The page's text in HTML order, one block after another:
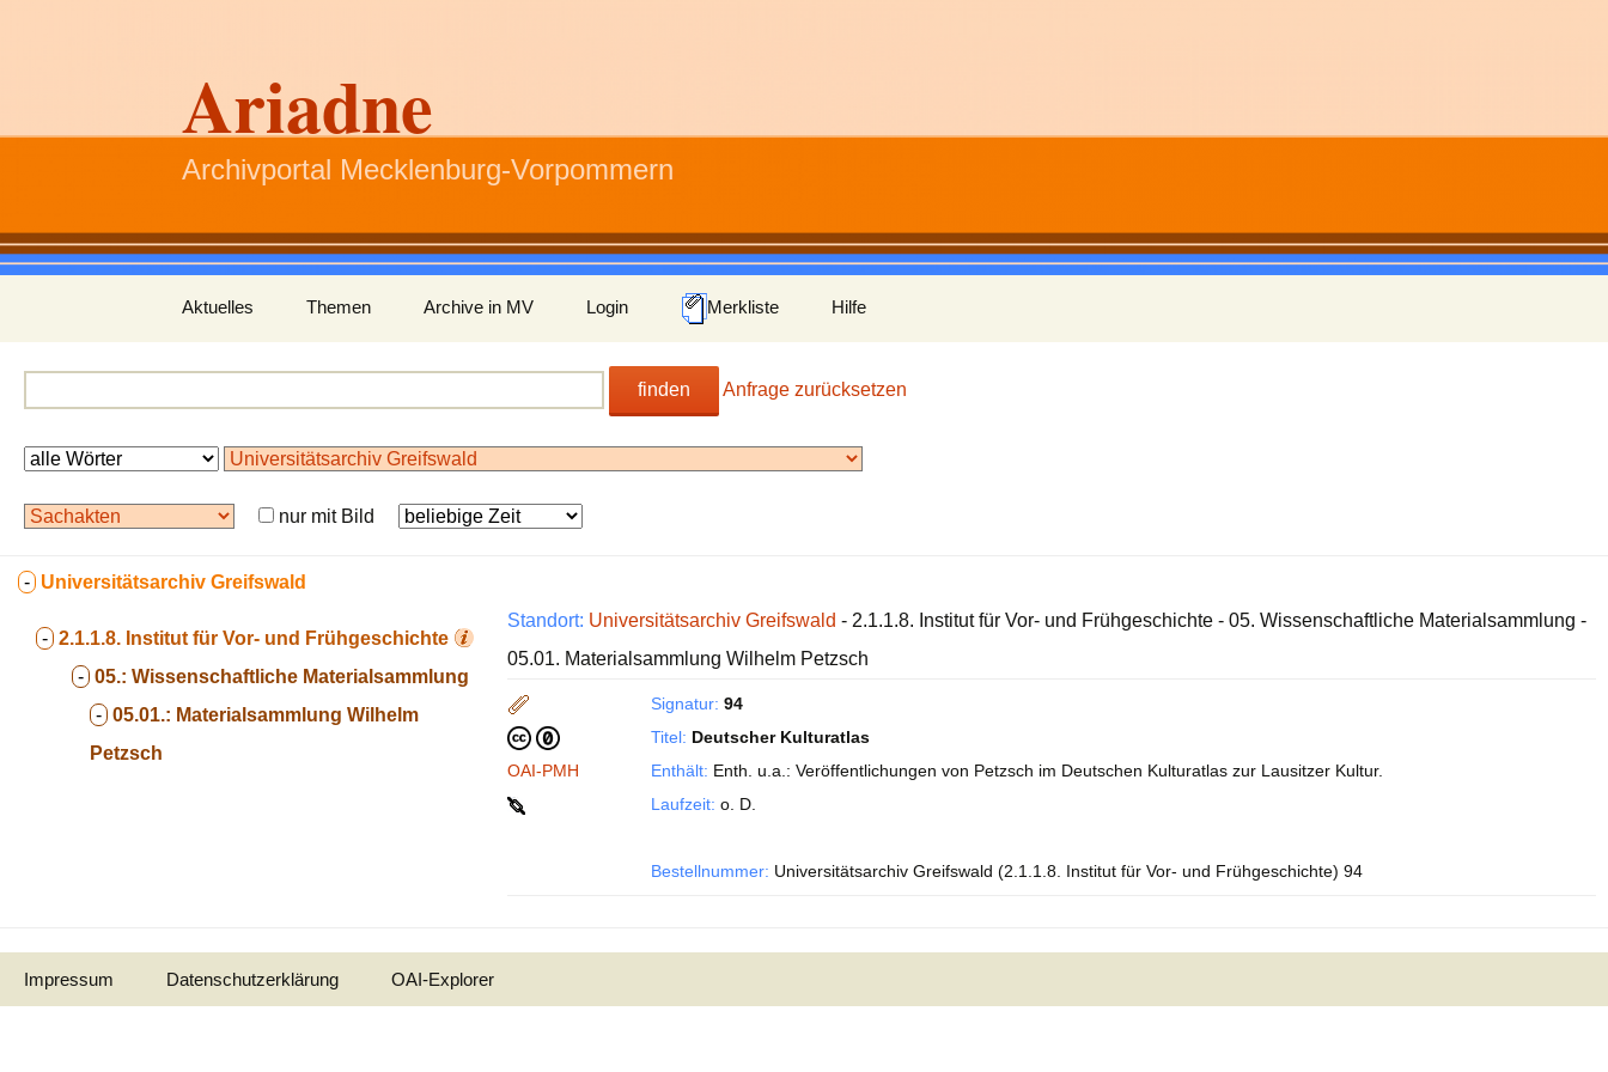
Ariadne
Archivportal Mecklenburg-Vorpommern
Inhalt
springen
Aktuelles Themen Archive in MV Login Merkliste Hilfe
finden Anfrage zurücksetzen
nur mit Bild
- Universitätsarchiv Greifswald
- 2.1.1.8. Institut für Vor- und Frühgeschichte
- 05.: Wissenschaftliche Materialsammlung
- 05.01.: Materialsammlung Wilhelm
Petzsch
Standort: Universitätsarchiv Greifswald - 2.1.1.8. Institut für Vor- und Frühgeschichte - 05. Wissenschaftliche Materialsammlung -
05.01. Materialsammlung Wilhelm Petzsch
OAI-PMH
Signatur: 94
Titel: Deutscher Kulturatlas
Enthält: Enth. u.a.: Veröffentlichungen von Petzsch im Deutschen Kulturatlas zur Lausitzer Kultur.
Laufzeit: o. D.
Bestellnummer: Universitätsarchiv Greifswald (2.1.1.8. Institut für Vor- und Frühgeschichte) 94
Impressum Datenschutzerklärung OAI-Explorer